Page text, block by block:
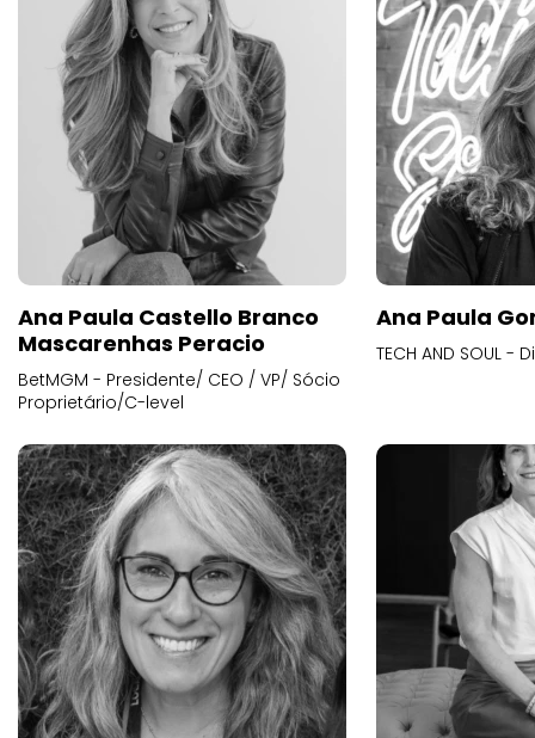
Ana Paula Castello Branco
Mascarenhas Peracio
BetMGM - Presidente/ CEO / VP/ Sócio
Proprietário/C-level
Ana Paula
TECH AND SOUL